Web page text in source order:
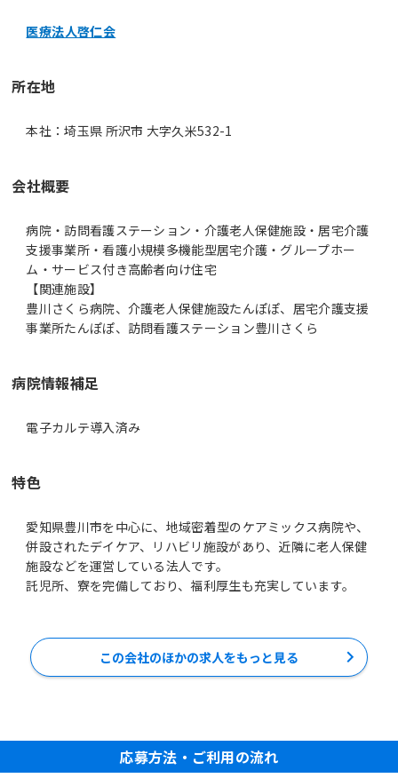
医療法人啓仁会
所在地
本社：埼玉県 所沢市 大字久米532-1
会社概要
病院・訪問看護ステーション・介護老人保健施設・居宅介護
支援事業所・看護小規模多機能型居宅介護・グループホー
ム・サービス付き高齢者向け住宅
【関連施設】
豊川さくら病院、介護老人保健施設たんぽぽ、居宅介護支援
事業所たんぽぽ、訪問看護ステーション豊川さくら
病院情報補足
電子カルテ導入済み
特色
愛知県豊川市を中心に、地域密着型のケアミックス病院や、
併設されたデイケア、リハビリ施設があり、近隣に老人保健
施設などを運営している法人です。
託児所、寮を完備しており、福利厚生も充実しています。
この会社のほかの求人をもっと見る
応募方法・ご利用の流れ